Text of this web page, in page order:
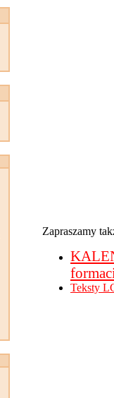
Zapraszamy
Teksty